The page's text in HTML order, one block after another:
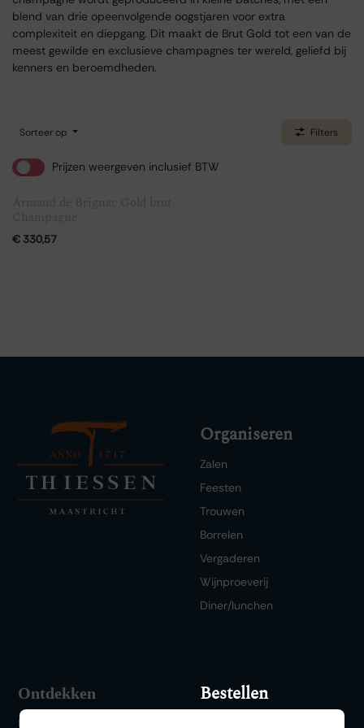
blend van drie opeenvolgende oogstjaren voor extra
complexiteit en diepgang. Dit maakt de Brut Gold tot een van de
meest gewilde en exclusieve champagnes ter wereld, geliefd bij
kenners en beroemdheden.
Sorteer op Filters
Prijzen weergeven inclusief BTW
€ 330,57
Organiseren
Zalen
Feesten
Trouwen
Borrelen
Vergaderen
Wijnproeverij
Diner/lunchen
Ontdekken
FAQ
Bestellen